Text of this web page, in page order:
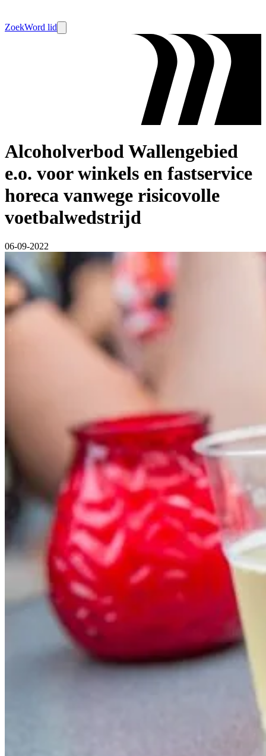
ZoekWord lid
Alcoholverbod Wallengebied
e.o. voor winkels en fastservice
horeca vanwege risicovolle
voetbalwedstrijd
06-09-2022